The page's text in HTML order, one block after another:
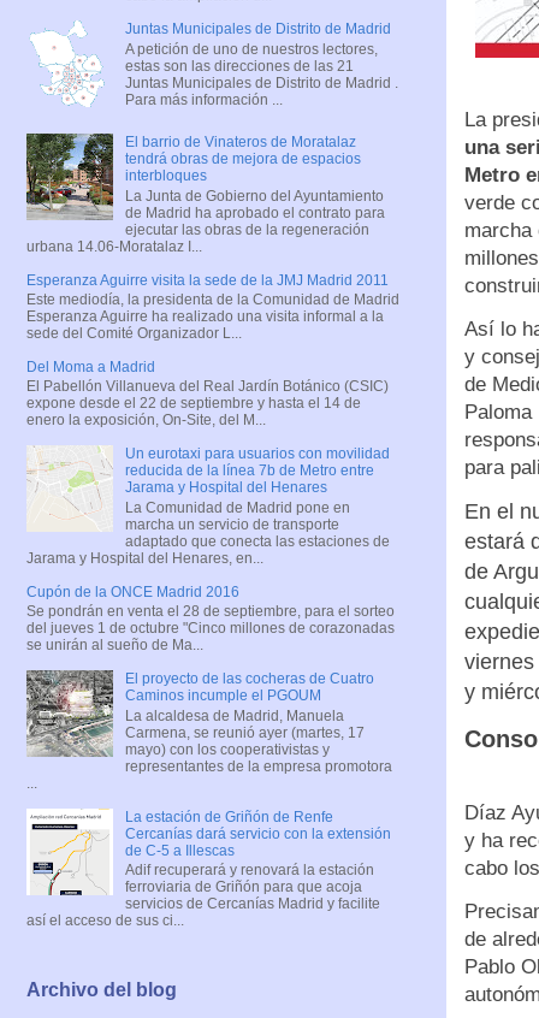
La
una
Metro
verde
Así lo
y
de
para
En el
estará
de
y
Díaz
y ha
cabo
de
Pablo
Juntas Municipales de Distrito de Madrid
A petición de uno de nuestros lectores,
estas son las direcciones de las 21
Juntas Municipales de Distrito de Madrid .
Para más información ...
El barrio de Vinateros de Moratalaz
tendrá obras de mejora de espacios
interbloques
La Junta de Gobierno del Ayuntamiento
de Madrid ha aprobado el contrato para
ejecutar las obras de la regeneración
urbana 14.06-Moratalaz I...
Esperanza Aguirre visita la sede de la JMJ Madrid 2011
Este mediodía, la presidenta de la Comunidad de Madrid
Esperanza Aguirre ha realizado una visita informal a la
sede del Comité Organizador L...
Del Moma a Madrid
El Pabellón Villanueva del Real Jardín Botánico (CSIC)
expone desde el 22 de septiembre y hasta el 14 de
enero la exposición, On-Site, del M...
Un eurotaxi para usuarios con movilidad
reducida de la línea 7b de Metro entre
Jarama y Hospital del Henares
La Comunidad de Madrid pone en
marcha un servicio de transporte
adaptado que conecta las estaciones de
Jarama y Hospital del Henares, en...
Cupón de la ONCE Madrid 2016
Se pondrán en venta el 28 de septiembre, para el sorteo
del jueves 1 de octubre "Cinco millones de corazonadas
se unirán al sueño de Ma...
El proyecto de las cocheras de Cuatro
Caminos incumple el PGOUM
La alcaldesa de Madrid, Manuela
Carmena, se reunió ayer (martes, 17
mayo) con los cooperativistas y
representantes de la empresa promotora
La estación de Griñón de Renfe
Cercanías dará servicio con la extensión
de C-5 a Illescas
Adif recuperará y renovará la estación
ferroviaria de Griñón para que acoja
servicios de Cercanías Madrid y facilite
así el acceso de sus ci...
Archivo del blog